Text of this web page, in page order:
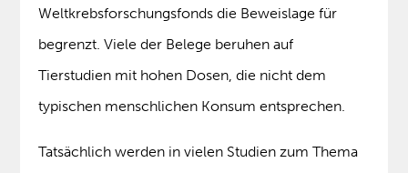
Weltkrebsforschungsfonds die Beweislage für
begrenzt. Viele der Belege beruhen auf
Tierstudien mit hohen Dosen, die nicht dem
typischen menschlichen Konsum entsprechen.
Tatsächlich werden in vielen Studien zum Thema